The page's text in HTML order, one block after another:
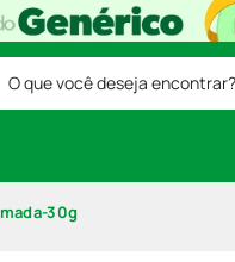
que você deseja encontrar?
30g